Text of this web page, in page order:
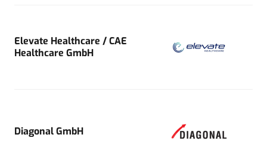
Elevate Healthcare / CAE
Healthcare GmbH
Diagonal GmbH